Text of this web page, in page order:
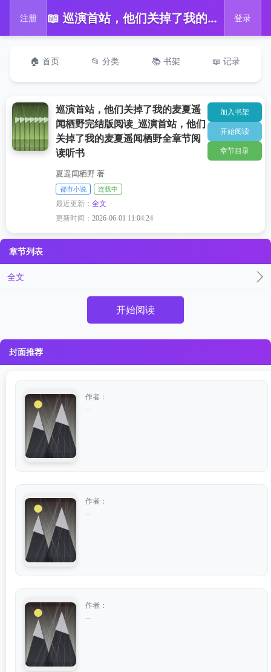
注册 📖 巡演首站，他们关掉了我的麦夏遥闻栖野完结版阅读_巡演首站，他们关掉了我的麦夏遥闻栖野全章节阅读听书 登录
🏠 首页 📂 分类 📚 书架 📖 记录
巡演首站，他们关掉了我的麦夏遥
闻栖野完结版阅读_巡演首站，他们
关掉了我的麦夏遥闻栖野全章节阅
读听书
夏遥闻栖野 著
都市小说 连载中
最近更新：全文
更新时间：2026-06-01 11:04:24
加入书架
开始阅读
章节目录
章节列表
全文
开始阅读
封面推荐
作者：
作者：
作者：